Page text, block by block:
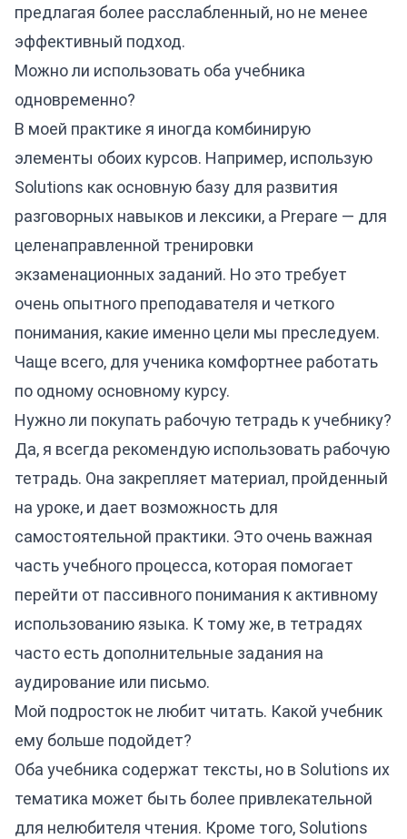
предлагая более расслабленный, но не менее
эффективный подход.
Можно ли использовать оба учебника
одновременно?
В моей практике я иногда комбинирую
элементы обоих курсов. Например, использую
Solutions как основную базу для развития
разговорных навыков и лексики, а Prepare — для
целенаправленной тренировки
экзаменационных заданий. Но это требует
очень опытного преподавателя и четкого
понимания, какие именно цели мы преследуем.
Чаще всего, для ученика комфортнее работать
по одному основному курсу.
Нужно ли покупать рабочую тетрадь к учебнику?
Да, я всегда рекомендую использовать рабочую
тетрадь. Она закрепляет материал, пройденный
на уроке, и дает возможность для
самостоятельной практики. Это очень важная
часть учебного процесса, которая помогает
перейти от пассивного понимания к активному
использованию языка. К тому же, в тетрадях
часто есть дополнительные задания на
аудирование или письмо.
Мой подросток не любит читать. Какой учебник
ему больше подойдет?
Оба учебника содержат тексты, но в Solutions их
тематика может быть более привлекательной
для нелюбителя чтения. Кроме того, Solutions